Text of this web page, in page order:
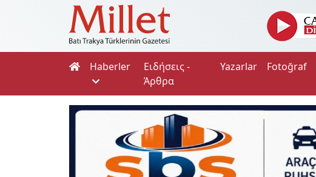
Haberler
Ειδήσεις -
Άρθρα
Yazarlar Fotoğraf